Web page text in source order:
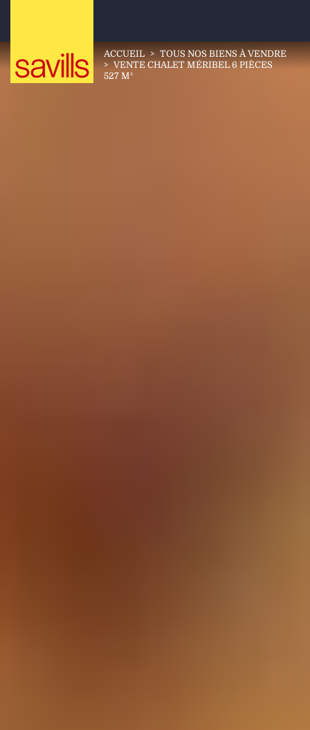
ACCUEIL > TOUS NOS BIENS À VENDRE
> VENTE CHALET MÉRIBEL 6 PIÈCES
527 M²